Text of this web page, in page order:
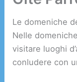
Le domeniche
Nelle
visitare luoghi
conludere con